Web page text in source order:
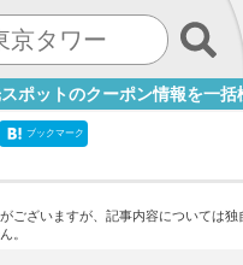
ポットのクーポン情報を一括
ブックマーク
ざいますが、記事内容については独
。